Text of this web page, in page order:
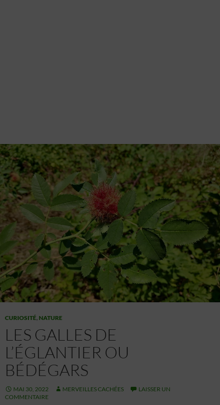
CURIOSITÉ, NATURE
LES GALLES DE
L’ÉGLANTIER OU
BÉDÉGARS
MAI 30, 2022 MERVEILLES CACHÉES
LAISSER UN
COMMENTAIRE